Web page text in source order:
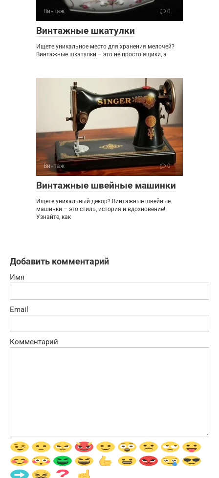
Винтаж 0
Винтажные шкатулки
Ищете уникальное место для хранения мелочей?
Винтажные шкатулки – это не просто ящики, а
Винтаж 0
Винтажные швейные машинки
Ищете уникальный декор? Винтажные швейные
машинки – это стиль, история и вдохновение!
Узнайте, как
Добавить комментарий
Имя
Email
Комментарий